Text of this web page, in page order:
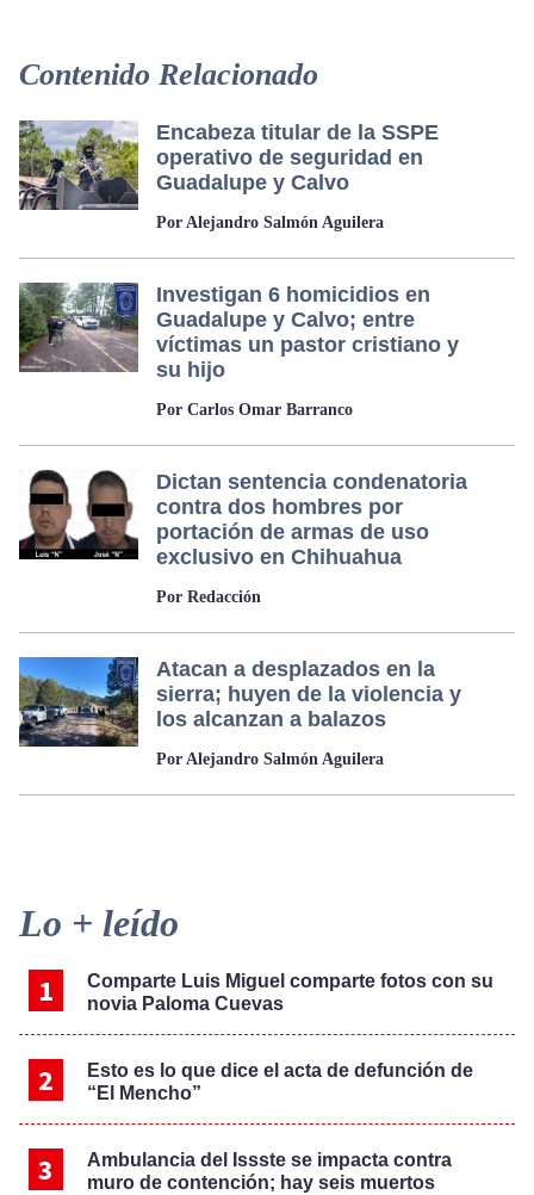
Contenido Relacionado
Encabeza titular de la SSPE
operativo de seguridad en
Guadalupe y Calvo
Por Alejandro Salmón Aguilera
Investigan 6 homicidios en
Guadalupe y Calvo; entre
víctimas un pastor cristiano y
su hijo
Por Carlos Omar Barranco
Dictan sentencia condenatoria
contra dos hombres por
portación de armas de uso
exclusivo en Chihuahua
Por Redacción
Atacan a desplazados en la
sierra; huyen de la violencia y
los alcanzan a balazos
Por Alejandro Salmón Aguilera
Primary
Sidebar
Lo + leído
Comparte Luis Miguel comparte fotos con su
novia Paloma Cuevas
Esto es lo que dice el acta de defunción de
“El Mencho”
Ambulancia del Issste se impacta contra
muro de contención; hay seis muertos